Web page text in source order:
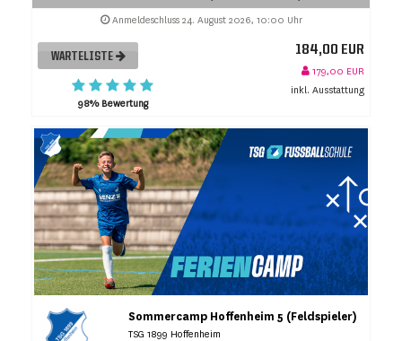
Anmeldeschluss 24. August 2026, 10:00 Uhr
WARTELISTE
98% Bewertung
184,00 EUR
179,00 EUR
inkl. Ausstattung
Sommercamp Hoffenheim 5 (Feldspieler)
TSG 1899 Hoffenheim